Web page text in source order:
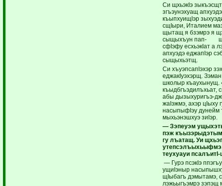
Си щхьэкIэ
згъэунэхуащ
къыпхуищIэр
сщIыри, Италием
щытащ я бзэмрэ я
сыщыхъун пап-
сфIэфу есхьэкIат а
апхуэдэ еджапIэр
сыщыхьэтщ.
Си хъуэпсапIэхэр
еджакIуэхэрщ.
школыр
къыдбгъэдилъхьат,
абы дызыхуригъэ-
жаIэжмэ, ахэр цIыху
насыпыфIэу дунейм
мыхьэнэшхуэ зиIэр.
— Зэпеуэм
пэж
гу лъатащ. Уи
теухуауи
— Гурэ псэкIэ
ущиIэныр
щIыбагъ дэмытамэ,
лэжьыгъэмрэ зэпэщ